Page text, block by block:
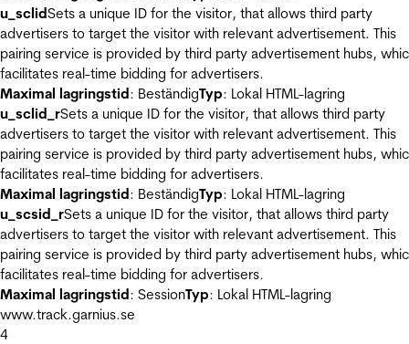
u_sclidSets a unique ID for the visitor, that allows third party
advertisers to target the visitor with relevant advertisement. This
pairing service is provided by third party advertisement hubs,
facilitates real-time bidding for advertisers.
Maximal lagringstid: BeständigTyp: Lokal HTML-lagring
u_sclid_rSets a unique ID for the visitor, that allows third party
advertisers to target the visitor with relevant advertisement. This
pairing service is provided by third party advertisement hubs,
facilitates real-time bidding for advertisers.
Maximal lagringstid: BeständigTyp: Lokal HTML-lagring
u_scsid_rSets a unique ID for the visitor, that allows third party
advertisers to target the visitor with relevant advertisement. This
pairing service is provided by third party advertisement hubs,
facilitates real-time bidding for advertisers.
Maximal lagringstid: SessionTyp: Lokal HTML-lagring
www.track.garnius.se
4